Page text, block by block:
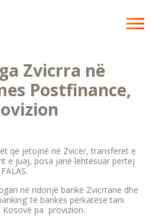
Zvicrra në
Postfinance,
që jetojnë në Zvicër, transferet e
e juaj, posa janë lehtësuar përtej
në ndonjë bankë Zvicrrane dhe
të bankës përkatëse tani
pa provizion.